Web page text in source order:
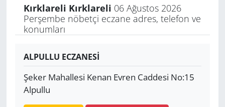
Kırklareli Kırklareli 06 Ağustos 2026
Perşembe nöbetçi eczane adres, telefon ve
konumları
ALPULLU ECZANESİ
Şeker Mahallesi Kenan Evren Caddesi No:15
Alpullu
SPOR